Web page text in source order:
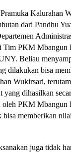
Kalurahan
dari Pandhu
Tim PKM Mbangun
Beliau
dilakukan bisa
Wukirsari,
yang dihasilkan
oleh PKM Mbangun
memberikan
juga tidak